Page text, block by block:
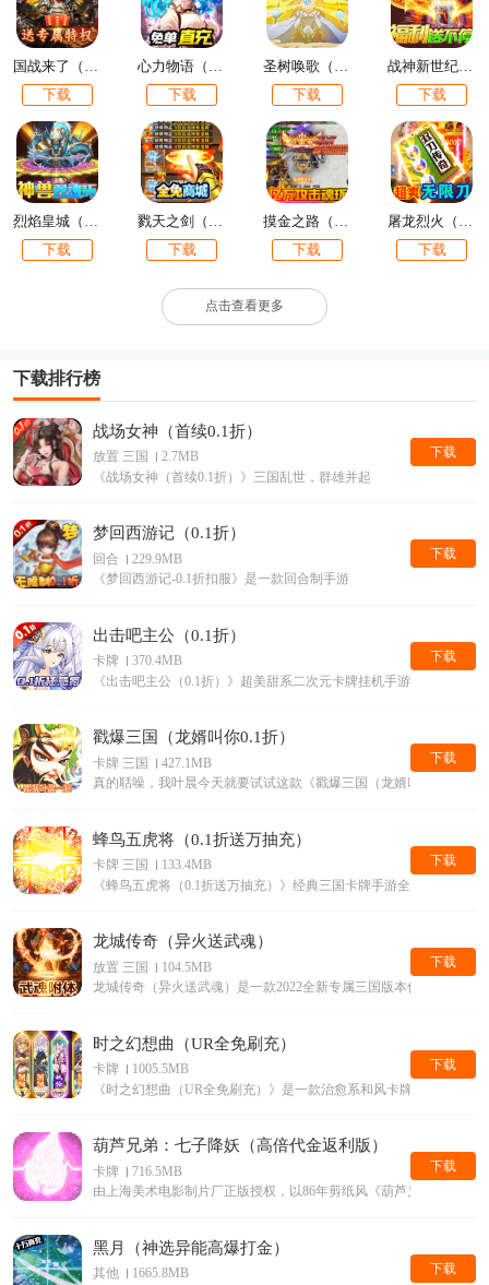
喜欢的，快来下载体验吧。
下载
下载
下载
下载
下载
下载
下载
下载
点击查看更多
下载排行榜
战场女神（首续0.1折）
放置 三国
2.7MB
《战场女神（首续0.1折）》三国乱世，群雄并起
下载
梦回西游记（0.1折）
回合
229.9MB
《梦回西游记-0.1折扣服》是一款回合制手游
下载
出击吧主公（0.1折）
卡牌
370.4MB
《出击吧主公（0.1折）》超美甜系二次元卡牌挂机手游它来了
下载
戳爆三国（龙婿叫你0.1折）
卡牌 三国
427.1MB
真的聒噪，我叶晨今天就要试试这款《戳爆三国（龙婿叫你0.1折）
下载
蜂鸟五虎将（0.1折送万抽充）
卡牌 三国
133.4MB
《蜂鸟五虎将（0.1折送万抽充）》经典三国卡牌手游全新0.1折版本
下载
龙城传奇（异火送武魂）
放置 三国
104.5MB
龙城传奇（异火送武魂）是一款2022全新专属三国版本传奇手游
下载
时之幻想曲（UR全免刷充）
卡牌
1005.5MB
《时之幻想曲（UR全免刷充）》是一款治愈系和风卡牌游戏
下载
葫芦兄弟：七子降妖（高倍代金返利版）
卡牌
716.5MB
由上海美术电影制片厂正版授权，以86年剪纸风《葫芦兄弟》动画
下载
黑月（神选异能高爆打金）
其他 1665.8MB 下载